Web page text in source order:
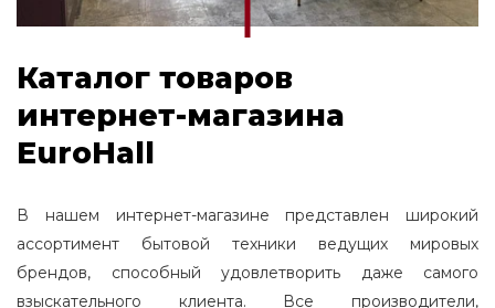
Каталог товаров
интернет-магазина
EuroHall
В нашем интернет-магазине представлен широкий
ассортимент бытовой техники ведущих мировых
брендов, способный удовлетворить даже самого
взыскательного клиента. Все производители,